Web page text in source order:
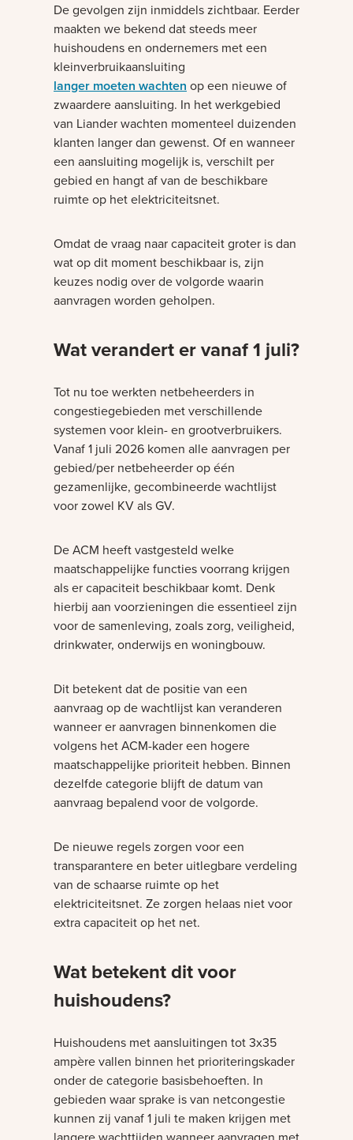
De gevolgen zijn inmiddels zichtbaar. Eerder
maakten we bekend dat steeds meer
huishoudens en ondernemers met een
kleinverbruikaansluiting
langer moeten wachten op een nieuwe of
zwaardere aansluiting. In het werkgebied
van Liander wachten momenteel duizenden
klanten langer dan gewenst. Of en wanneer
een aansluiting mogelijk is, verschilt per
gebied en hangt af van de beschikbare
ruimte op het elektriciteitsnet.
Omdat de vraag naar capaciteit groter is dan
wat op dit moment beschikbaar is, zijn
keuzes nodig over de volgorde waarin
aanvragen worden geholpen.
Wat verandert er vanaf 1 juli?
Tot nu toe werkten netbeheerders in
congestiegebieden met verschillende
systemen voor klein- en grootverbruikers.
Vanaf 1 juli 2026 komen alle aanvragen per
gebied/per netbeheerder op één
gezamenlijke, gecombineerde wachtlijst
voor zowel KV als GV.
De ACM heeft vastgesteld welke
maatschappelijke functies voorrang krijgen
als er capaciteit beschikbaar komt. Denk
hierbij aan voorzieningen die essentieel zijn
voor de samenleving, zoals zorg, veiligheid,
drinkwater, onderwijs en woningbouw.
Dit betekent dat de positie van een
aanvraag op de wachtlijst kan veranderen
wanneer er aanvragen binnenkomen die
volgens het ACM-kader een hogere
maatschappelijke prioriteit hebben. Binnen
dezelfde categorie blijft de datum van
aanvraag bepalend voor de volgorde.
De nieuwe regels zorgen voor een
transparantere en beter uitlegbare verdeling
van de schaarse ruimte op het
elektriciteitsnet. Ze zorgen helaas niet voor
extra capaciteit op het net.
Wat betekent dit voor
huishoudens?
Huishoudens met aansluitingen tot 3x35
ampère vallen binnen het prioriteringskader
onder de categorie basisbehoeften. In
gebieden waar sprake is van netcongestie
kunnen zij vanaf 1 juli te maken krijgen met